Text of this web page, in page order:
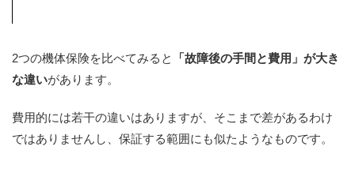
2つの機体保険を比べてみると
「故障後の手間と費用」が大き
な違いがあります。
費用的には若干の違いはありますが、そこまで差があるわけ
ではありませんし、保証する範囲にも似たようなものです。